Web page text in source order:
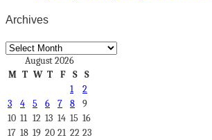
Archives
Archives
August 2026
M T W T F S
S
1
2
3
4 5 6 7 8
9
10 11 12 13 14 15 16
17 18 19 20 21 22 23